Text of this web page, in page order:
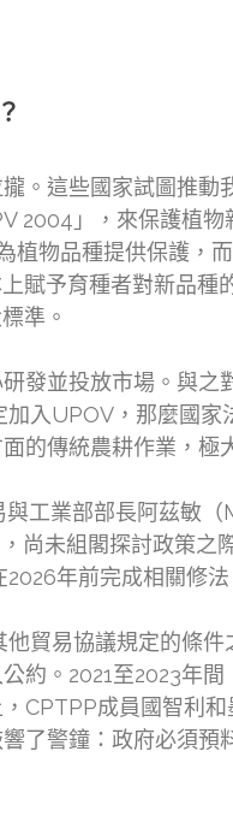
。這些國家試圖推動
2004」，來保護植
物品種提供保護，
賦予育種者對新品
準。
發並投放市場。與
入UPOV，那麼國
的傳統農耕作業，極
工業部部長阿茲敏
尚未組閣探討政策
年前完成相關修法
貿易協議規定的條
約。2021至2023年
CPTPP成員國智利
了警鐘：政府必須